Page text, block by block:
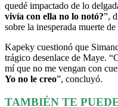
quedé impactado de lo
vivía con ella no lo notó?”,
sobre la inesperada muerte
Kapeky cuestionó que
trágico desenlace de Maye.
mí que no me vengan con
Yo no le creo”, concluyó.
TAMBIÉN TE